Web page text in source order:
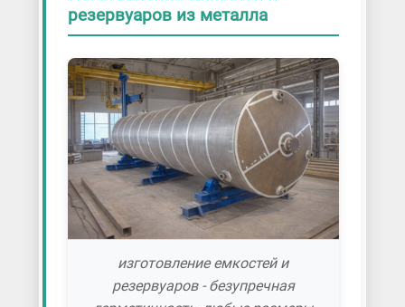
резервуаров из металла
изготовление емкостей и
резервуаров - безупречная